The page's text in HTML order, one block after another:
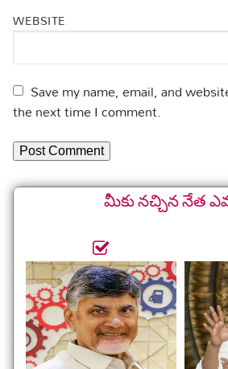
WEBSITE
Save my name, email, and
the next time I comment.
మీకు నచ్చిన నేత